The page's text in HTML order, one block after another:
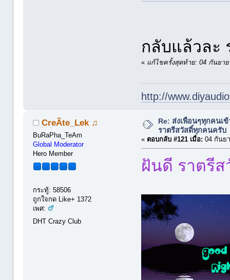
กลับแล้วละ
« แก้ไขครั้งสุดท้าย: 04 กันยาย
http://
CreÃte_Lek ♫
BuRaPha_TeAm
Global Moderator
Hero Member
กระทู้: 58506
ถูกใจกด Like+ 1372
เพศ:
DHT Crazy Club
Re: ส่งเพื่อนๆทุกคนเ
ราตรีสวัสดิ์ทุกคนครับ
« ตอบกลับ #121 เมื่อ: 04 กันย
ฝันดี ราตรี